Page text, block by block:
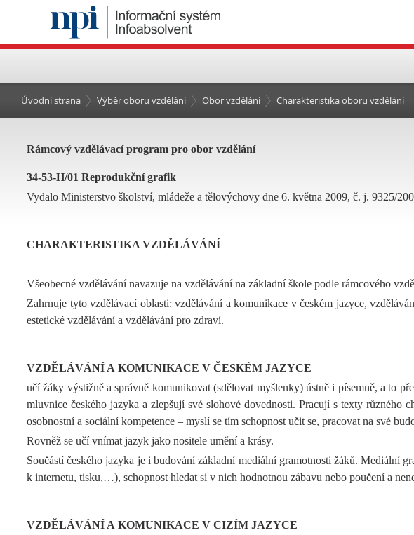
Úvodní strana Výběr oboru vzdělání Obor vzdělání Charakteristika oboru vzdělání
Rámcový vzdělávací program pro obor vzdělání
34-53-H/01 Reprodukční grafik
Vydalo Ministerstvo školství, mládeže a tělovýchovy dne 6. května 2009, č. j. 9325/
CHARAKTERISTIKA VZDĚLÁVÁNÍ
Všeobecné vzdělávání navazuje na vzdělávání na základní škole podle rámcového
Zahrnuje tyto vzdělávací oblasti: vzdělávání a komunikace v českém jazyce,
estetické vzdělávání a vzdělávání pro zdraví.
VZDĚLÁVÁNÍ A KOMUNIKACE V ČESKÉM JAZYCE
učí žáky výstižně a správně komunikovat (sdělovat myšlenky) ústně i písemně, a to
mluvnice českého jazyka a zlepšují své slohové dovednosti. Pracují s texty
osobnostní a sociální kompetence – myslí se tím schopnost učit se, pracovat na své
Rovněž se učí vnímat jazyk jako nositele umění a krásy.
Součástí českého jazyka je i budování základní mediální gramotnosti žáků. Mediální
k internetu, tisku,…), schopnost hledat si v nich hodnotnou zábavu nebo poučení a
VZDĚLÁVÁNÍ A KOMUNIKACE V CIZÍM JAZYCE